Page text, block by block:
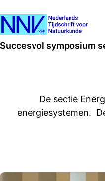
Succesvol symposium
De sectie
energiesystemen.